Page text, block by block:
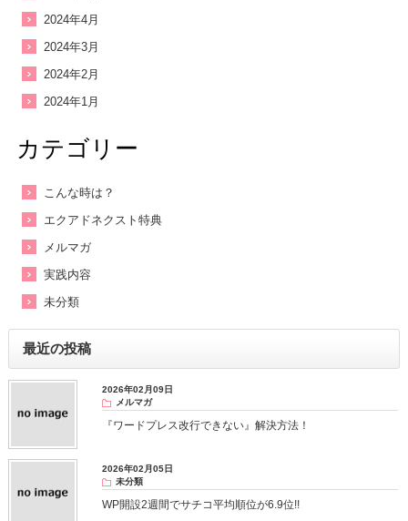
2024年4月
2024年3月
2024年2月
2024年1月
カテゴリー
こんな時は？
エクアドネクスト特典
メルマガ
実践内容
未分類
最近の投稿
2026年02月09日
メルマガ
『ワードプレス改行できない』解決方法！
2026年02月05日
未分類
WP開設2週間でサチコ平均順位が6.9位!!